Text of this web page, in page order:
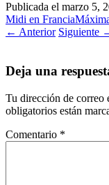
Publicada el marzo 5,
Midi en Francia
← Anterior Siguiente
Deja una
Tu dirección de correo
obligatorios están
Comentario *